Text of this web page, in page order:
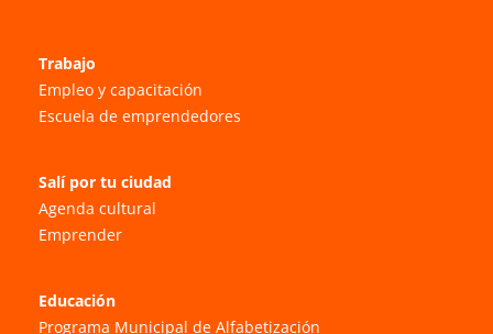
Trabajo
Empleo y capacitación
Escuela de emprendedores
Salí por tu ciudad
Agenda cultural
Emprender
Educación
Programa Municipal de Alfabetización